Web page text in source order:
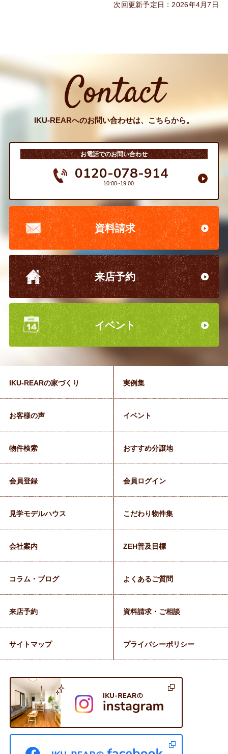
次回更新予定日：2026年4月7日
Contact
IKU-REARへのお問い合わせは、こちらから。
お電話でのお問い合わせ
0120-078-914
10:00~19:00
資料請求
来店予約
イベント
IKU-REARの家づくり 実例集
お客様の声 イベント
物件検索 おすすめ分譲地
会員登録 会員ログイン
見学モデルハウス こだわり物件集
会社案内 ZEH普及目標
コラム・ブログ よくあるご質問
来店予約 資料請求・ご相談
サイトマップ プライバシーポリシー